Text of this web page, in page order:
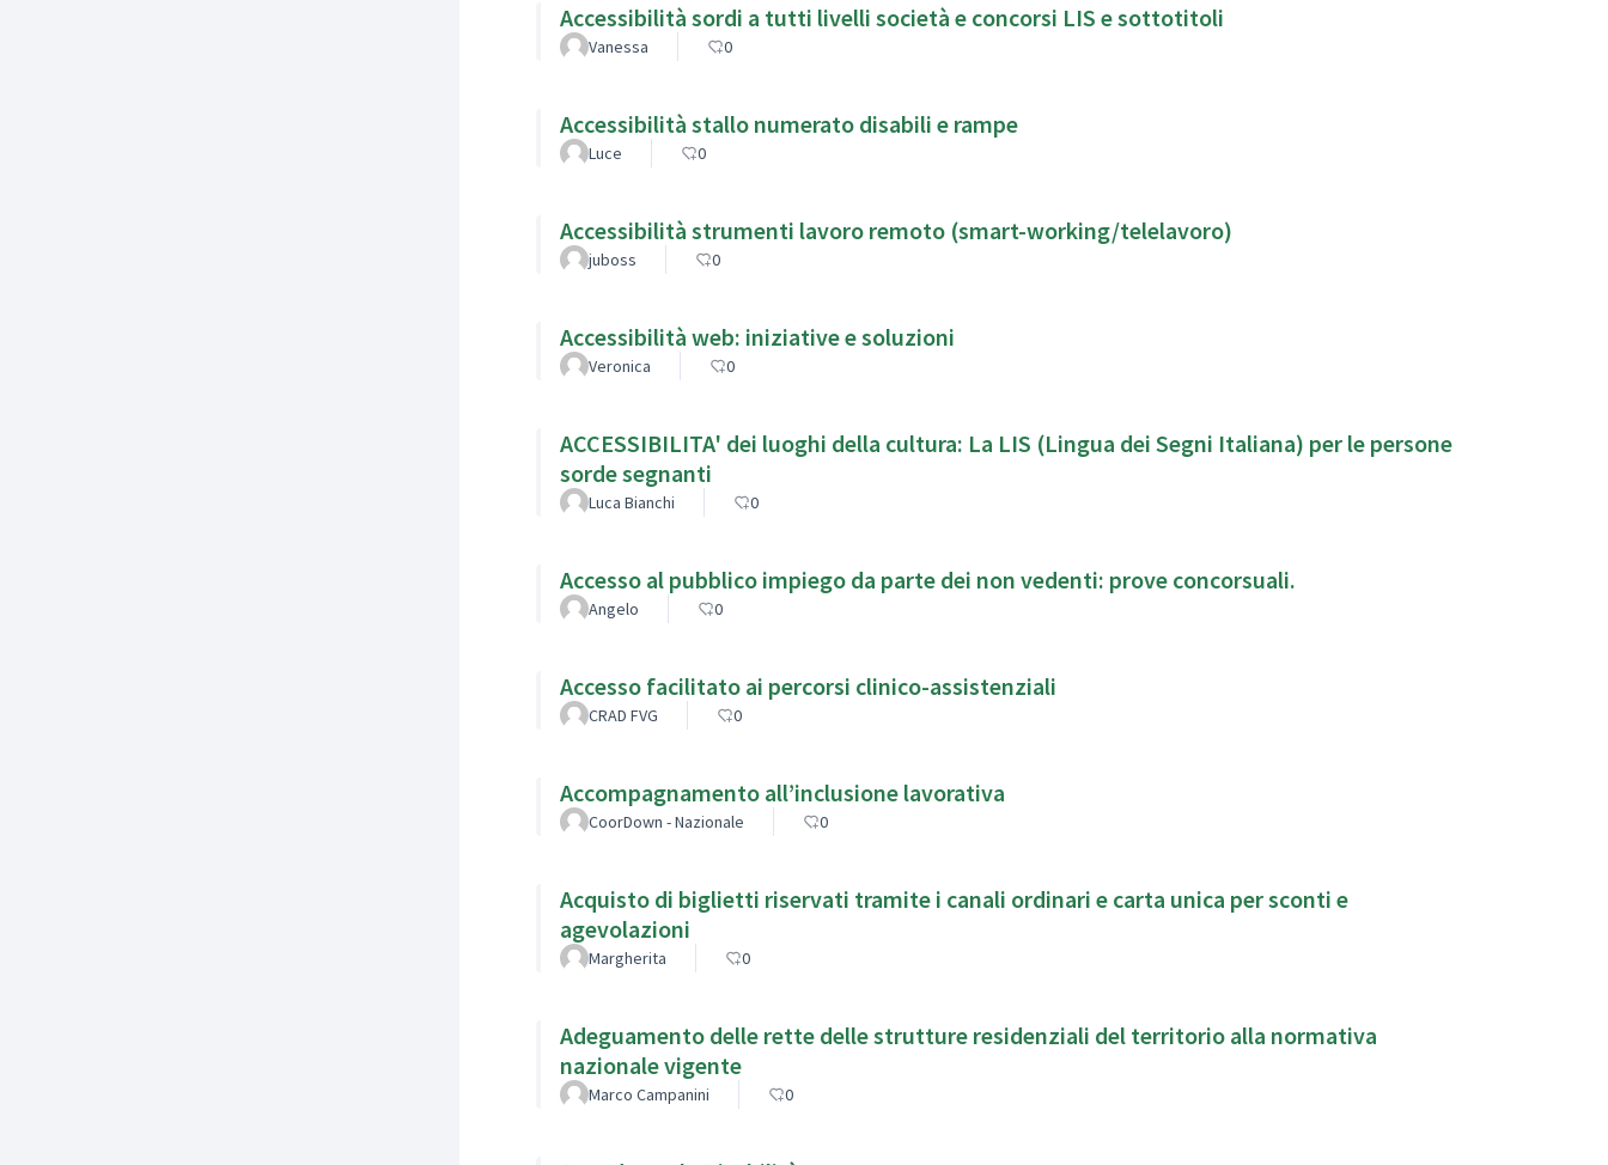
Accessibilità sordi a tutti livelli società e concorsi LIS e sottotitoli
Vanessa 0
Accessibilità stallo numerato disabili e rampe
Luce 0
Accessibilità strumenti lavoro remoto (smart-working/telelavoro)
juboss 0
Accessibilità web: iniziative e soluzioni
Veronica 0
ACCESSIBILITA' dei luoghi della cultura: La LIS (Lingua dei Segni Italiana) per le persone
sorde segnanti
Luca Bianchi 0
Accesso al pubblico impiego da parte dei non vedenti: prove concorsuali.
Angelo 0
Accesso facilitato ai percorsi clinico-assistenziali
CRAD FVG 0
Accompagnamento all’inclusione lavorativa
CoorDown - Nazionale 0
Acquisto di biglietti riservati tramite i canali ordinari e carta unica per sconti e
agevolazioni
Margherita 0
Adeguamento delle rette delle strutture residenziali del territorio alla normativa
nazionale vigente
Marco Campanini 0